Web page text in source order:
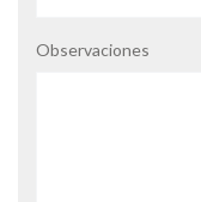
Observaciones